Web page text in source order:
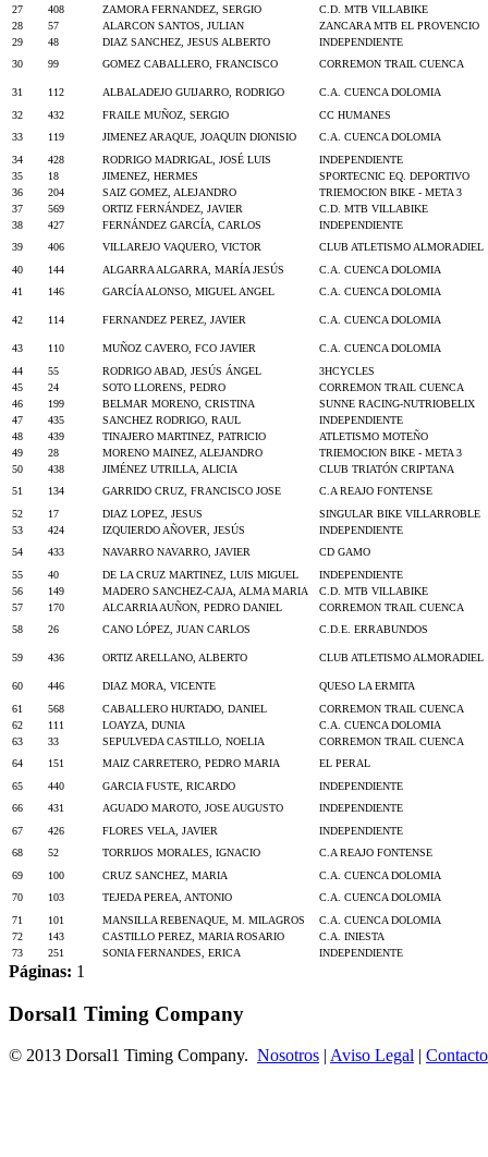
27
408 ZAMORA FERNANDEZ, SERGIO
C.D. MTB VILLABIKE
28
57 ALARCON SANTOS, JULIAN
ZANCARA MTB EL PROVENCIO
29
48 DIAZ SANCHEZ, JESUS ALBERTO
INDEPENDIENTE
30
99 GOMEZ CABALLERO, FRANCISCO CORREMON TRAIL CUENCA
31 112 ALBALADEJO GUIJARRO, RODRIGO
C.A. CUENCA DOLOMIA
32
432 FRAILE MUÑOZ, SERGIO
CC HUMANES
33
119 JIMENEZ ARAQUE, JOAQUIN DIONISIO
C.A. CUENCA DOLOMIA
34
428 RODRIGO MADRIGAL, JOSÉ LUIS
INDEPENDIENTE
35
18 JIMENEZ, HERMES
SPORTECNIC EQ. DEPORTIVO
36
204 SAIZ GOMEZ, ALEJANDRO
TRIEMOCION BIKE - META 3
37
569 ORTIZ FERNÁNDEZ, JAVIER
C.D. MTB VILLABIKE
38
427 FERNÁNDEZ GARCÍA, CARLOS
INDEPENDIENTE
39
406 VILLAREJO VAQUERO, VICTOR
CLUB ATLETISMO ALMORADIEL
40
144 ALGARRA ALGARRA, MARÍA JESÚS
C.A. CUENCA DOLOMIA
41
146 GARCÍA ALONSO, MIGUEL ANGEL C.A. CUENCA DOLOMIA
42 114 FERNANDEZ PEREZ, JAVIER C.A. CUENCA DOLOMIA
43 110 MUÑOZ CAVERO, FCO JAVIER
C.A. CUENCA DOLOMIA
44
55 RODRIGO ABAD, JESÚS ÁNGEL
3HCYCLES
45
24 SOTO LLORENS, PEDRO
CORREMON TRAIL CUENCA
46
199 BELMAR MORENO, CRISTINA
SUNNE RACING-NUTRIOBELIX
47
435 SANCHEZ RODRIGO, RAUL
INDEPENDIENTE
48
439 TINAJERO MARTINEZ, PATRICIO
ATLETISMO MOTEÑO
49
28 MORENO MAINEZ, ALEJANDRO
TRIEMOCION BIKE - META 3
50
438 JIMÉNEZ UTRILLA, ALICIA
CLUB TRIATÓN CRIPTANA
51
134 GARRIDO CRUZ, FRANCISCO JOSE
C.A REAJO FONTENSE
52
17 DIAZ LOPEZ, JESUS
SINGULAR BIKE VILLARROBLE
53
424 IZQUIERDO AÑOVER, JESÚS
INDEPENDIENTE
54
433 NAVARRO NAVARRO, JAVIER
CD GAMO
55
40 DE LA CRUZ MARTINEZ, LUIS MIGUEL
INDEPENDIENTE
56
149 MADERO SANCHEZ-CAJA, ALMA MARIA
C.D. MTB VILLABIKE
57
170 ALCARRIA AUÑON, PEDRO DANIEL
CORREMON TRAIL CUENCA
58
26 CANO LÓPEZ, JUAN CARLOS C.D.E. ERRABUNDOS
59 436 ORTIZ ARELLANO, ALBERTO CLUB ATLETISMO ALMORADIEL
60 446 DIAZ MORA, VICENTE
QUESO LA ERMITA
61
568 CABALLERO HURTADO, DANIEL
CORREMON TRAIL CUENCA
62
111 LOAYZA, DUNIA
C.A. CUENCA DOLOMIA
63
33 SEPULVEDA CASTILLO, NOELIA
CORREMON TRAIL CUENCA
64
151 MAIZ CARRETERO, PEDRO MARIA
EL PERAL
65
440 GARCIA FUSTE, RICARDO
INDEPENDIENTE
66
431 AGUADO MAROTO, JOSE AUGUSTO
INDEPENDIENTE
67
426 FLORES VELA, JAVIER
INDEPENDIENTE
68
52 TORRIJOS MORALES, IGNACIO
C.A REAJO FONTENSE
69
100 CRUZ SANCHEZ, MARIA
C.A. CUENCA DOLOMIA
70
103 TEJEDA PEREA, ANTONIO
C.A. CUENCA DOLOMIA
71
101 MANSILLA REBENAQUE, M. MILAGROS
C.A. CUENCA DOLOMIA
72
143 CASTILLO PEREZ, MARIA ROSARIO
C.A. INIESTA
73
251 SONIA FERNANDES, ERICA INDEPENDIENTE
Páginas: 1
Dorsal1 Timing Company
© 2013 Dorsal1 Timing Company. Nosotros | Aviso Legal | Contacto